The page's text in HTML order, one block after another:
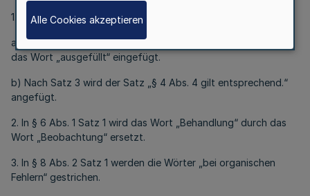
1. § 5 Abs. 2 wird wie folgt geändert:
a) In Satz 2 wird nach dem Wort „Zahn-Behandlungsschein“
das Wort „ausgefüllt“ eingefügt.
b) Nach Satz 3 wird der Satz „§ 4 Abs. 4 gilt entsprechend.“
angefügt.
2. In § 6 Abs. 1 Satz 1 wird das Wort „Behandlung“ durch das
Wort „Beobachtung“ ersetzt.
3. In § 8 Abs. 2 Satz 1 werden die Wörter „bei organischen
Fehlern“ gestrichen.
Alle Cookies akzeptieren